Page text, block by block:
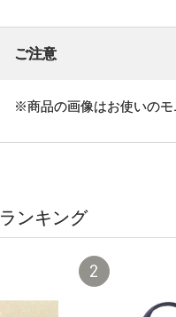
ご注意
※商品の画像はお使いのモ
ランキング
2